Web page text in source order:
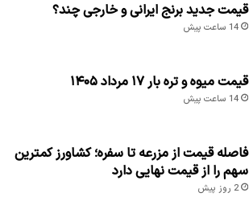
قیمت جدید برنج ایرانی و خارجی چند؟
14 ساعت پیش
قیمت میوه و تره بار ۱۷ مرداد ۱۴۰۵
14 ساعت پیش
فاصله قیمت از مزرعه تا سفره؛ کشاورز کمترین
سهم را از قیمت نهایی دارد
2 روز پیش